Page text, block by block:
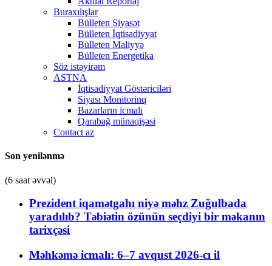
Buraxılışlar
Bülleten Siyasət
Bülleten İqtisadiyyat
Bülleten Maliyyə
Bülleten Energetika
Söz istəyirəm
ASTNA
İqtisadiyyat Göstəriciləri
Siyası Monitorinq
Bazarların icmalı
Qarabağ münaqişəsi
Contact az
Son yenilənmə
(6 saat əvvəl)
Prezident iqamətgahı niyə məhz Zuğulbada
yaradılıb? Təbiətin özünün seçdiyi bir məkanın
tarixçəsi
Məhkəmə icmalı: 6–7 avqust 2026-cı il